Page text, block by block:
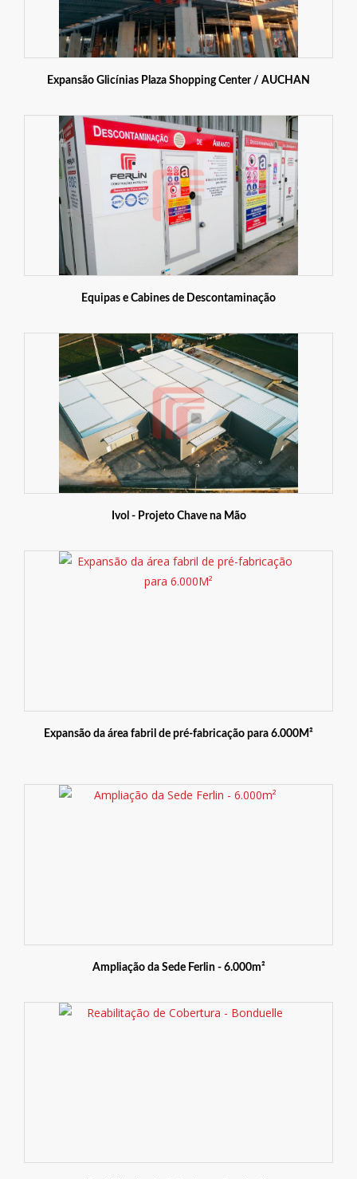
Expansão Glicínias Plaza Shopping Center / AUCHAN
Equipas e Cabines de Descontaminação
Ivol - Projeto Chave na Mão
Expansão da área fabril de pré-fabricação para 6.000M²
Ampliação da Sede Ferlin - 6.000m²